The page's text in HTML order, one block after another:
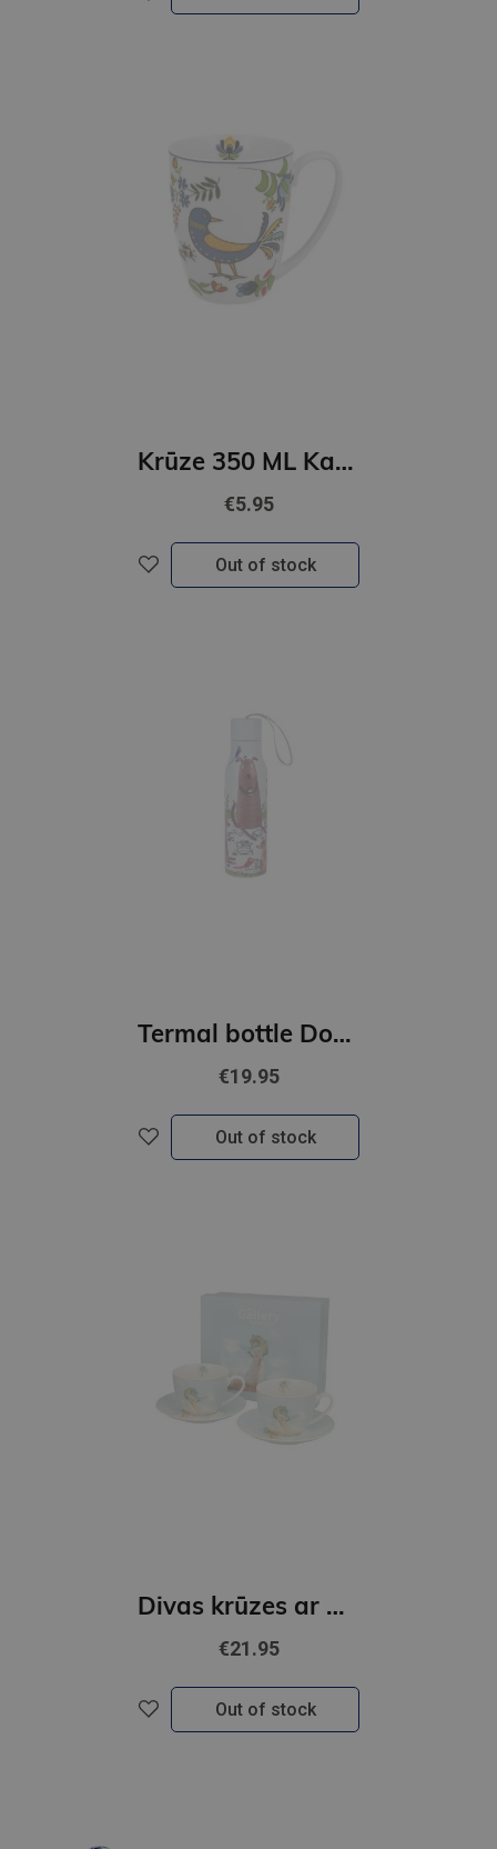
Krūze 350 ML Kashubian Bird
€5.95
Out of stock
Termal bottle Dog picnic
€19.95
Out of stock
Divas krūzes ar apakštasēm Women with Parasol- C. Monet
€21.95
Out of stock